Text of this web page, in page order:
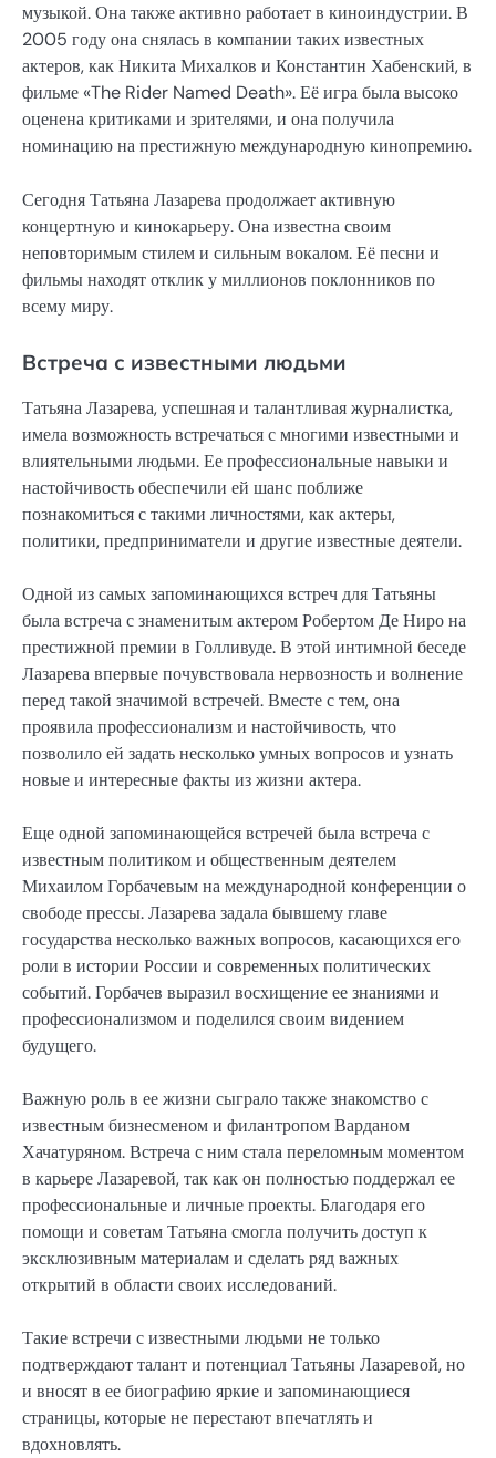
музыкой. Она также активно работает в киноиндустрии. В
2005 году она снялась в компании таких известных
актеров, как Никита Михалков и Константин Хабенский, в
фильме «The Rider Named Death». Её игра была высоко
оценена критиками и зрителями, и она получила
номинацию на престижную международную кинопремию.
Сегодня Татьяна Лазарева продолжает активную
концертную и кинокарьеру. Она известна своим
неповторимым стилем и сильным вокалом. Её песни и
фильмы находят отклик у миллионов поклонников по
всему миру.
Встреча с известными людьми
Татьяна Лазарева, успешная и талантливая журналистка,
имела возможность встречаться с многими известными и
влиятельными людьми. Ее профессиональные навыки и
настойчивость обеспечили ей шанс поближе
познакомиться с такими личностями, как актеры,
политики, предприниматели и другие известные деятели.
Одной из самых запоминающихся встреч для Татьяны
была встреча с знаменитым актером Робертом Де Ниро на
престижной премии в Голливуде. В этой интимной беседе
Лазарева впервые почувствовала нервозность и волнение
перед такой значимой встречей. Вместе с тем, она
проявила профессионализм и настойчивость, что
позволило ей задать несколько умных вопросов и узнать
новые и интересные факты из жизни актера.
Еще одной запоминающейся встречей была встреча с
известным политиком и общественным деятелем
Михаилом Горбачевым на международной конференции о
свободе прессы. Лазарева задала бывшему главе
государства несколько важных вопросов, касающихся его
роли в истории России и современных политических
событий. Горбачев выразил восхищение ее знаниями и
профессионализмом и поделился своим видением
будущего.
Важную роль в ее жизни сыграло также знакомство с
известным бизнесменом и филантропом Варданом
Хачатуряном. Встреча с ним стала переломным моментом
в карьере Лазаревой, так как он полностью поддержал ее
профессиональные и личные проекты. Благодаря его
помощи и советам Татьяна смогла получить доступ к
эксклюзивным материалам и сделать ряд важных
открытий в области своих исследований.
Такие встречи с известными людьми не только
подтверждают талант и потенциал Татьяны Лазаревой, но
и вносят в ее биографию яркие и запоминающиеся
страницы, которые не перестают впечатлять и
вдохновлять.